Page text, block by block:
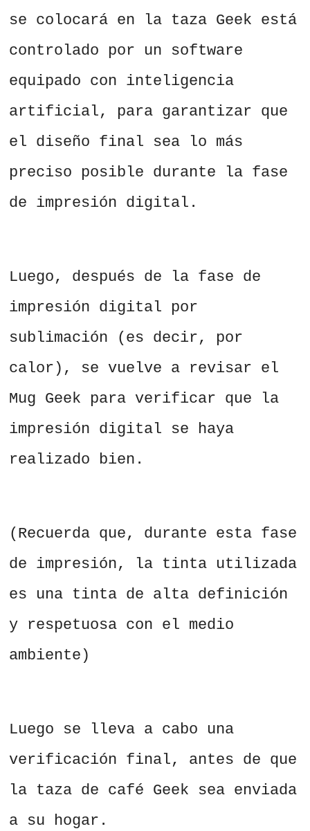
se colocará en la taza Geek está
controlado por un software
equipado con inteligencia
artificial, para garantizar que
el diseño final sea lo más
preciso posible durante la fase
de impresión digital.
Luego, después de la fase de
impresión digital por
sublimación (es decir, por
calor), se vuelve a revisar el
Mug Geek para verificar que la
impresión digital se haya
realizado bien.
(Recuerda que, durante esta fase
de impresión, la tinta utilizada
es una tinta de alta definición
y respetuosa con el medio
ambiente)
Luego se lleva a cabo una
verificación final, antes de que
la taza de café Geek sea enviada
a su hogar.